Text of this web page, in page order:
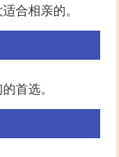
合相亲的。
首选。